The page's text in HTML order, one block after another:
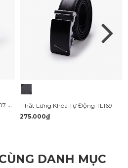
Thắt Lưng Khóa Tự Động TL107 Màu Đen
Thắt Lưng Khóa Tự Động TL169
275.000₫
DANH MỤC